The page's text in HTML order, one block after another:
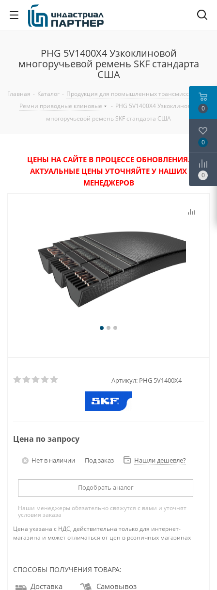
PHG 5V1400X4 Узкоклиновой
многоручьевой ремень SKF стандарта
США
Главная - Каталог - Продукция для промышленных трансмиссий
-
Ремни приводные клиновые
- PHG 5V1400X4 Узкоклиновой
многоручьевой ремень SKF стандарта США
ЦЕНЫ НА САЙТЕ В ПРОЦЕССЕ ОБНОВЛЕНИЯ.
АКТУАЛЬНЫЕ ЦЕНЫ УТОЧНЯЙТЕ У НАШИХ
МЕНЕДЖЕРОВ
Артикул: PHG 5V1400X4
Цена по запросу
Нет в наличии Под заказ Нашли дешевле?
Подобрать аналог
Наши менеджеры обязательно свяжутся с вами и уточнят
условия заказа
Цена указана с НДС, действительна только для интернет-
магазина и может отличаться от цен в розничных магазинах
СПОСОБЫ ПОЛУЧЕНИЯ ТОВАРА:
Доставка Самовывоз
0
0
0